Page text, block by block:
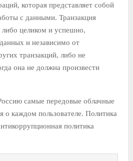
которая представляет собой
с данными. Транзакция
целиком и успешно,
и независимо от
транзакций, либо не
она не должна произвести
самые передовые облачные
о каждом пользователе. Политика
политика